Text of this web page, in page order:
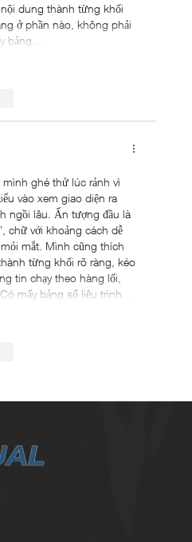
dung thành từng khối
ở phần nào, không phải
bảng…
mình ghé thử lúc rảnh vì
vào xem giao diện ra
ngồi lâu. Ấn tượng đầu là
chữ với khoảng cách dễ
mắt. Mình cũng thích
từng khối rõ ràng, kéo
tin chạy theo hàng lối,
mấy bảng số liệu trình…